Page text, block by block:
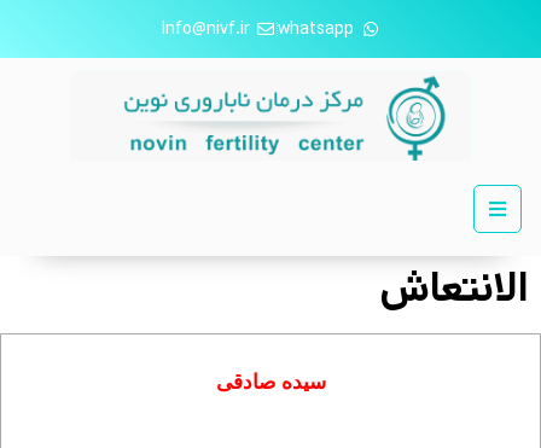
whatsapp
Info@nivf.ir
الانتعاش
سیده صادقی